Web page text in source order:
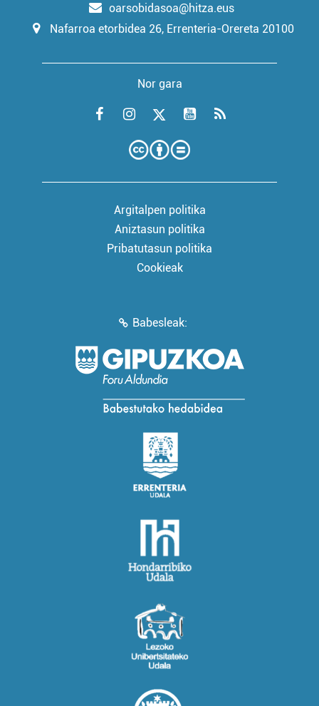
oarsobidasoa@hitza.eus
Nafarroa etorbidea 26, Errenteria-Orereta 20100
Nor gara
Argitalpen politika
Aniztasun politika
Pribatutasun politika
Cookieak
Babesleak: